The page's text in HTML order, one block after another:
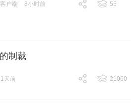
户端 8小时前
55
制裁
1天前
21060